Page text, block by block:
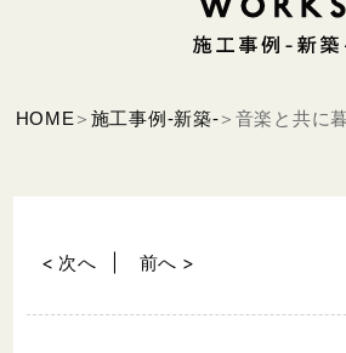
HOME 施工事例-新築- 音楽と共に
< 次へ 前へ >